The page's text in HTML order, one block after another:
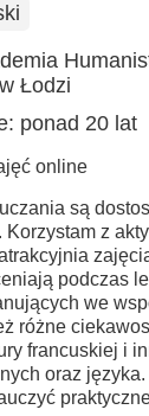
Łodzi
ponad 20 lat
online
są
Korzystam z
podczas
we
różne
francuskiej i
oraz